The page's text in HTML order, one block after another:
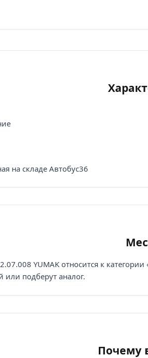
на складе Автобус36
YUMAK относится к
или подберут аналог.
Почему